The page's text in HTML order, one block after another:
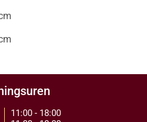
11:00 - 18:00